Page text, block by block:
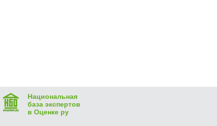
Национальная
база экспертов
в Оценке ру